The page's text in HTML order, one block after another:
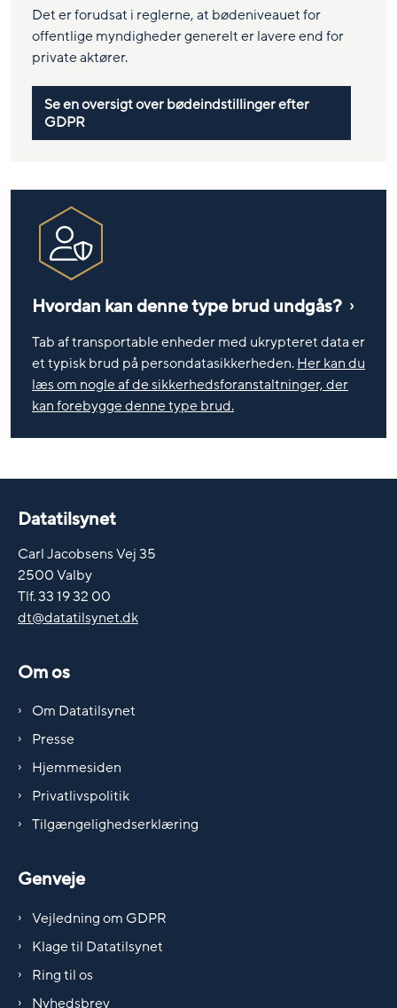
Det er forudsat i reglerne, at bødeniveauet for
offentlige myndigheder generelt er lavere end for
private aktører.
Se en oversigt over bødeindstillinger efter
GDPR
Hvordan kan denne type brud undgås?
Tab af transportable enheder med ukrypteret data er
et typisk brud på persondatasikkerheden.Her kan du
læs om nogle af de sikkerhedsforanstaltninger, der
kan forebygge denne type brud.
Datatilsynet
Carl Jacobsens Vej 35
2500 Valby
Tlf. 33 19 32 00
dt@datatilsynet.dk
Om os
Om Datatilsynet
Presse
Hjemmesiden
Privatlivspolitik
Tilgængelighedserklæring
Genveje
Vejledning om GDPR
Klage til Datatilsynet
Ring til os
Nyhedsbrev